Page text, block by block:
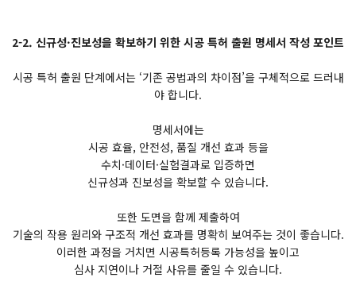
2-2. 신규성·진보성을 확보하기 위한 시공 특허 출원 명세서 작성 포인트
시공 특허 출원 단계에서는 ‘기존 공법과의 차이점’을 구체적으로 드러내
야 합니다.
명세서에는
시공 효율, 안전성, 품질 개선 효과 등을
수치·데이터·실험결과로 입증하면
신규성과 진보성을 확보할 수 있습니다.
또한 도면을 함께 제출하여
기술의 작용 원리와 구조적 개선 효과를 명확히 보여주는 것이 좋습니다.
이러한 과정을 거치면 시공특허등록 가능성을 높이고
심사 지연이나 거절 사유를 줄일 수 있습니다.